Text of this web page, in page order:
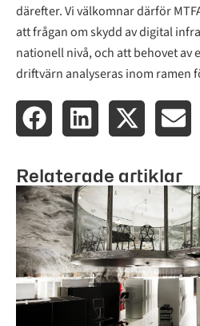
därefter. Vi välkomnar därför
att frågan om skydd av digital
nationell nivå, och att behovet av
driftvärn analyseras inom ramen
Relaterade artiklar